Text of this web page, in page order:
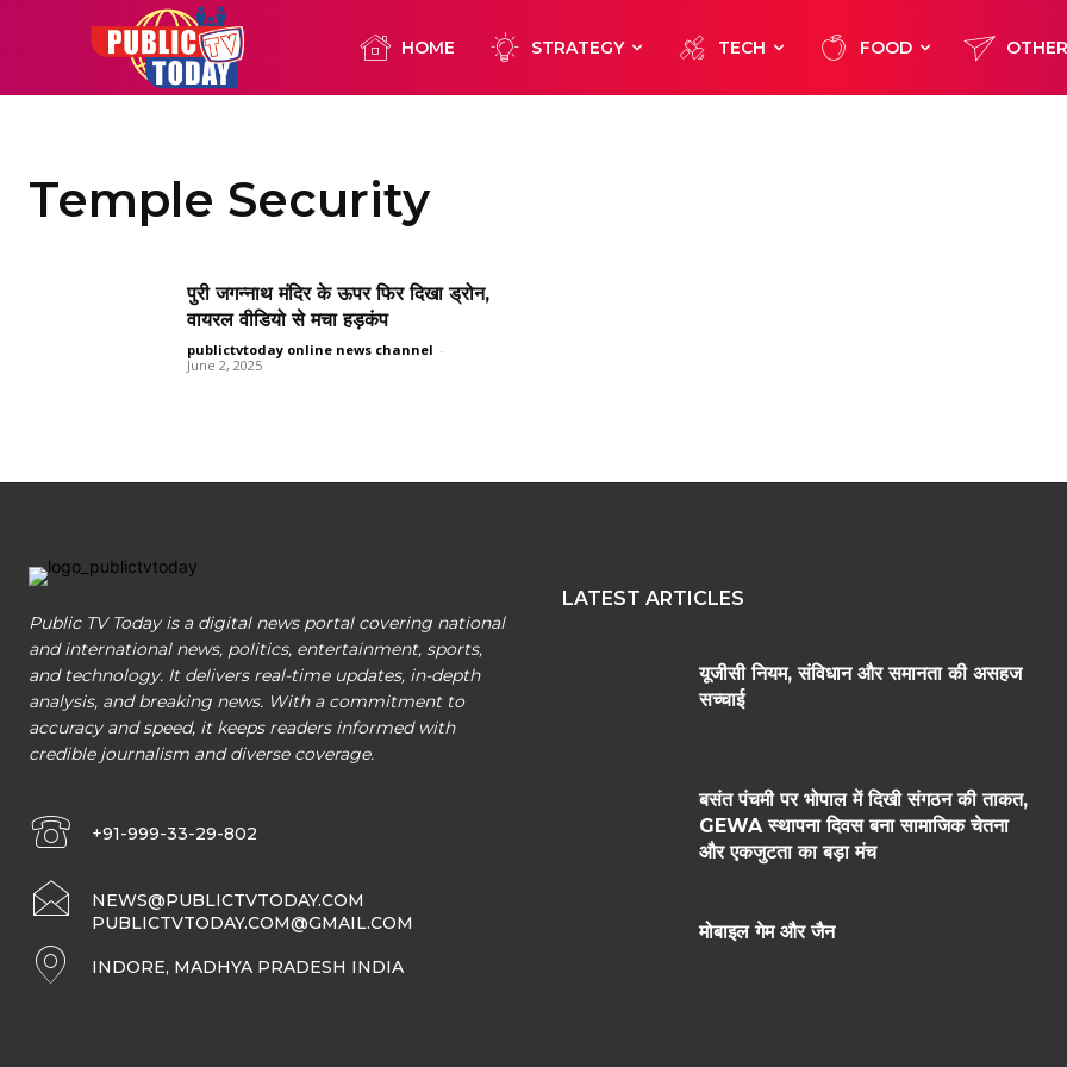
HOME STRATEGY TECH FOOD
Temple Security
पुरी जगन्नाथ मंदिर के ऊपर फिर दिखा ड्रोन,
वायरल वीडियो से मचा हड़कंप
publictvtoday online news channel -
June 2, 2025
Public TV Today is a digital news portal covering national
and international news, politics, entertainment, sports,
and technology. It delivers real-time updates, in-depth
analysis, and breaking news. With a commitment to
accuracy and speed, it keeps readers informed with
credible journalism and diverse coverage.
+91-999-33-29-802
NEWS@PUBLICTVTODAY.COM
PUBLICTVTODAY.COM@GMAIL.COM
INDORE, MADHYA PRADESH INDIA
LATEST ARTICLES
यूजीसी नियम, संविधान और समानता की असहज
सच्चाई
बसंत पंचमी पर भोपाल में दिखी संगठन की ताकत,
GEWA स्थापना दिवस बना सामाजिक चेतना
और एकजुटता का बड़ा मंच
मोबाइल गेम और जैन